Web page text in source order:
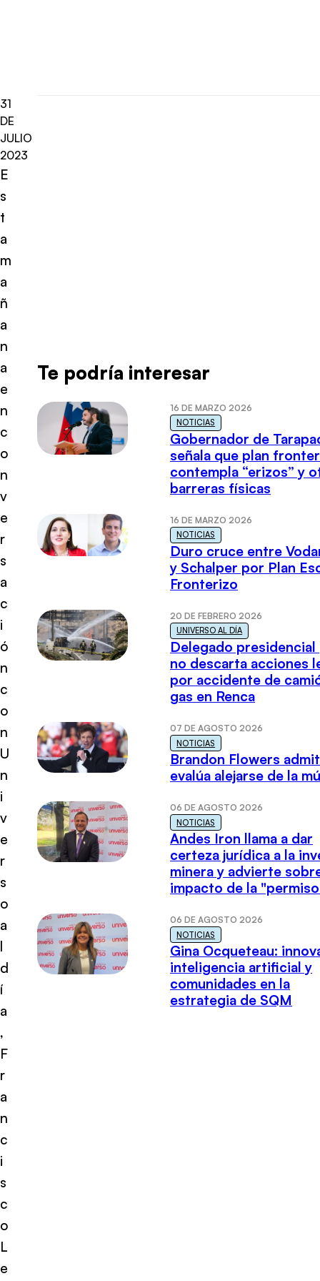
31
DE
JULIO
2023
E
s
t
a
m
a
ñ
a
n
a
e
n
c
o
n
v
e
r
s
a
c
i
ó
n
c
o
n
U
n
i
v
e
r
s
o
a
l
d
í
a
,
F
r
a
n
c
i
s
c
o
L
e
Te podría interesar
16 DE MARZO 2026
NOTICIAS
Gobernador de
señala que plan
contempla “erizos” y
barreras físicas
16 DE MARZO 2026
NOTICIAS
Duro cruce entre
y Schalper por Plan
Fronterizo
20 DE FEBRERO 2026
UNIVERSO AL DÍA
Delegado presidencial
no descarta acciones
por accidente de
gas en Renca
07 DE AGOSTO 2026
NOTICIAS
Brandon Flowers
evalúa alejarse de la
06 DE AGOSTO 2026
NOTICIAS
Andes Iron llama a dar
certeza jurídica a la
minera y advierte
impacto de la
06 DE AGOSTO 2026
NOTICIAS
Gina Ocqueteau:
inteligencia artificial y
comunidades en la
estrategia de SQM